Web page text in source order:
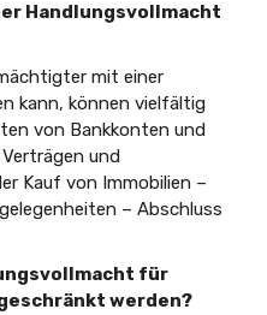
Handlungsvollmacht
mit einer
kann, können vielfältig
von Bankkonten und
und
Kauf von Immobilien –
– Abschluss
für
werden?